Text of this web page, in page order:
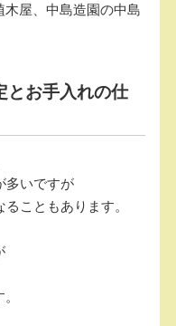
屋、中島造園の中島
とお手入れの仕
多いですが
こともあります。